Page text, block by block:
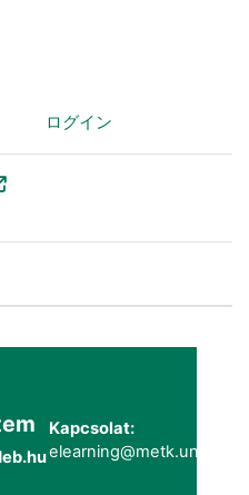
ログイン
Kapcsolat: